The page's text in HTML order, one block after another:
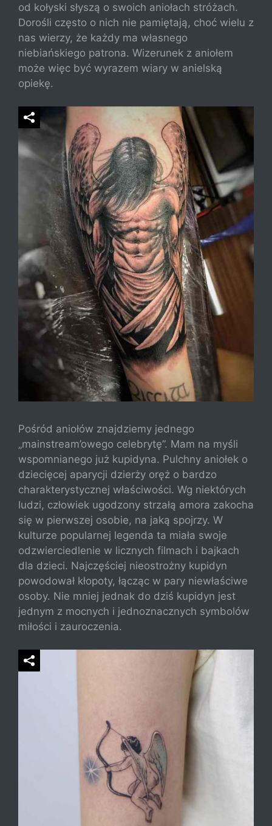
od kołyski słyszą o swoich aniołach stróżach.
Dorośli często o nich nie pamiętają, choć wielu z
nas wierzy, że każdy ma własnego
niebiańskiego patrona. Wizerunek z aniołem
może więc być wyrazem wiary w anielską
opiekę.
Pośród aniołów znajdziemy jednego
„mainstream’owego celebrytę”. Mam na myśli
wspomnianego już kupidyna. Pulchny aniołek o
dziecięcej aparycji dzierży oręż o bardzo
charakterystycznej właściwości. Wg niektórych
ludzi, człowiek ugodzony strzałą amora zakocha
się w pierwszej osobie, na jaką spojrzy. W
kulturze popularnej legenda ta miała swoje
odzwierciedlenie w licznych filmach i bajkach
dla dzieci. Najczęściej nieostrożny kupidyn
powodował kłopoty, łącząc w pary niewłaściwe
osoby. Nie mniej jednak do dziś kupidyn jest
jednym z mocnych i jednoznacznych symbolów
miłości i zauroczenia.